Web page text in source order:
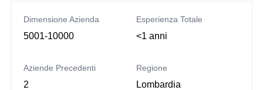
Dimensione Azienda
5001-10000
Esperienza Totale
<1 anni
Aziende Precedenti
2
Regione
Lombardia